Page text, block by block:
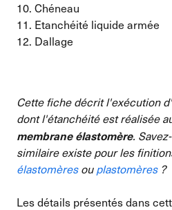
10. Chéneau
11. Etanchéité liquide armée
12. Dallage
Cette fiche décrit l'exécution
dont l'étanchéité est réalisée
membrane élastomère.
similaire existe pour les
élastomèresouplastomères?
Les détails présentés dans